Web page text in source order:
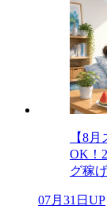
【8
OK！
グ稼
07月31日UP